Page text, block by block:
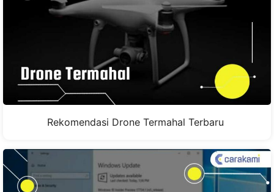
Rekomendasi Drone Termahal Terbaru